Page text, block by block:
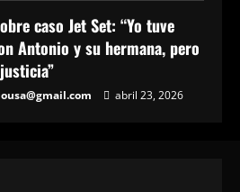
caso Jet Set: “Yo tuve
Antonio y su hermana, pero
abril 23, 2026